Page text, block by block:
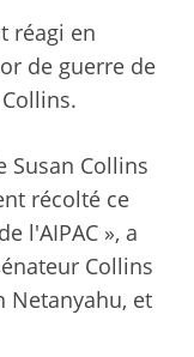
réagi en
de guerre de
Susan Collins
récolté ce
l'AIPAC », a
Collins
Netanyahu, et